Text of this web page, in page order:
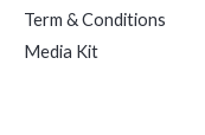
Term & Conditions
Media Kit